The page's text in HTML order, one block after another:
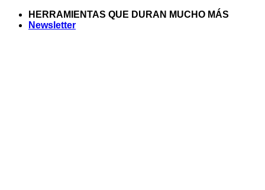
Saltar
HERRAMIENTAS QUE DURAN MUCHO MÁS
Newsletter